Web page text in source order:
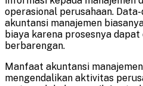
operasional perusahaan.
akuntansi manajemen
biaya karena prosesnya dapat
berbarengan.
Manfaat akuntansi
mengendalikan aktivitas